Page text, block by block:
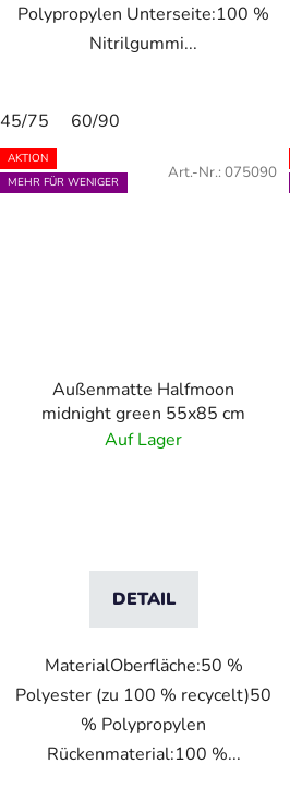
Polypropylen Unterseite:100 %
Nitrilgummi...
45/75 60/90
AKTION
MEHR FÜR WENIGER
Außenmatte Halfmoon
midnight green 55x85 cm
Auf Lager
DETAIL
MaterialOberfläche:50 %
Polyester (zu 100 % recycelt)50
% Polypropylen
Rückenmaterial:100 %...
Art.-Nr.: 075090